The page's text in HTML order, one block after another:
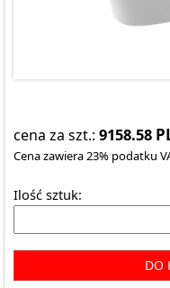
cena za szt.:9158.58
Cena zawiera 23% podatku
Ilość sztuk:
DO